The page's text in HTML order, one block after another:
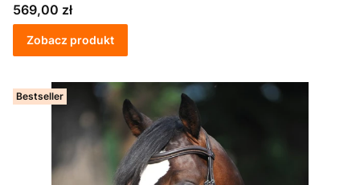
Cena
569,00 zł
Zobacz produkt
Bestseller